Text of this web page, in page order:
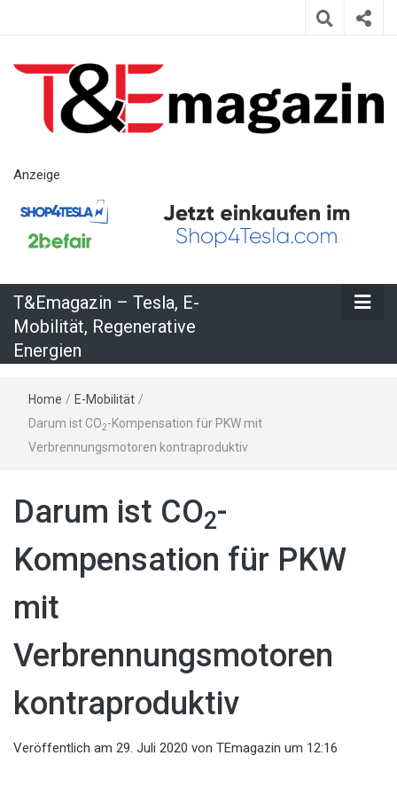
– Tesla, E-
Regenerative
Energien
Anzeige
T&Emagazin – Tesla, E-
Mobilität, Regenerative
Energien
Home / E-Mobilität /
Darum ist CO2-Kompensation für PKW mit
Verbrennungsmotoren kontraproduktiv
Darum ist CO2-
Kompensation für PKW
mit
Verbrennungsmotoren
kontraproduktiv
Veröffentlich am 29. Juli 2020 von TEmagazin um 12:16